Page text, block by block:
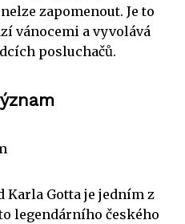
zapomenout. Je to
vánocemi a vyvolává
posluchačů.
Karla Gotta je jedním z
legendárního českého